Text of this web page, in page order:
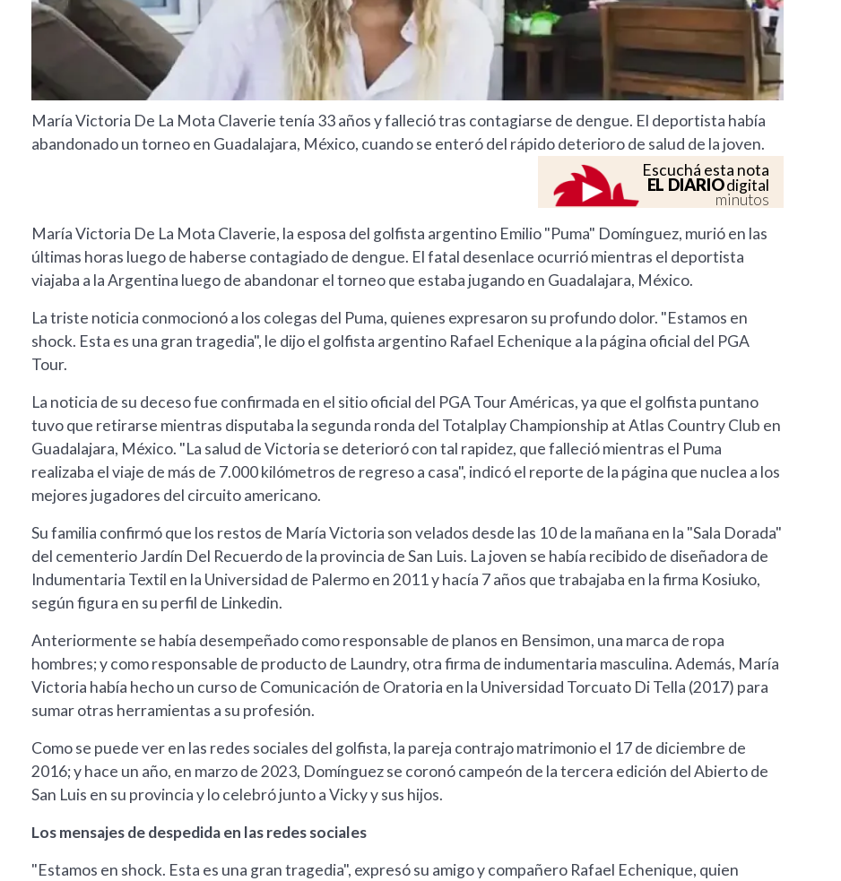
María Victoria De La Mota Claverie tenía 33 años y falleció tras contagiarse de dengue. El deportista había
abandonado un torneo en Guadalajara, México, cuando se enteró del rápido deterioro de salud de la joven.
Escuchá esta nota
EL DIARIOdigital
minutos
María Victoria De La Mota Claverie, la esposa del golfista argentino Emilio "Puma" Domínguez, murió en las
últimas horas luego de haberse contagiado de dengue. El fatal desenlace ocurrió mientras el deportista
viajaba a la Argentina luego de abandonar el torneo que estaba jugando en Guadalajara, México.
La triste noticia conmocionó a los colegas del Puma, quienes expresaron su profundo dolor. "Estamos en
shock. Esta es una gran tragedia", le dijo el golfista argentino Rafael Echenique a la página oficial del PGA
Tour.
La noticia de su deceso fue confirmada en el sitio oficial del PGA Tour Américas, ya que el golfista puntano
tuvo que retirarse mientras disputaba la segunda ronda del Totalplay Championship at Atlas Country Club en
Guadalajara, México. "La salud de Victoria se deterioró con tal rapidez, que falleció mientras el Puma
realizaba el viaje de más de 7.000 kilómetros de regreso a casa", indicó el reporte de la página que nuclea a los
mejores jugadores del circuito americano.
Su familia confirmó que los restos de María Victoria son velados desde las 10 de la mañana en la "Sala Dorada"
del cementerio Jardín Del Recuerdo de la provincia de San Luis. La joven se había recibido de diseñadora de
Indumentaria Textil en la Universidad de Palermo en 2011 y hacía 7 años que trabajaba en la firma Kosiuko,
según figura en su perfil de Linkedin.
Anteriormente se había desempeñado como responsable de planos en Bensimon, una marca de ropa
hombres; y como responsable de producto de Laundry, otra firma de indumentaria masculina. Además, María
Victoria había hecho un curso de Comunicación de Oratoria en la Universidad Torcuato Di Tella (2017) para
sumar otras herramientas a su profesión.
Como se puede ver en las redes sociales del golfista, la pareja contrajo matrimonio el 17 de diciembre de
2016; y hace un año, en marzo de 2023, Domínguez se coronó campeón de la tercera edición del Abierto de
San Luis en su provincia y lo celebró junto a Vicky y sus hijos.
Los mensajes de despedida en las redes sociales
"Estamos en shock. Esta es una gran tragedia", expresó su amigo y compañero Rafael Echenique, quien